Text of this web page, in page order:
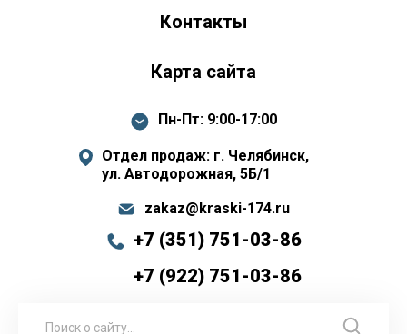
Контакты
Карта сайта
Пн-Пт: 9:00-17:00
Отдел продаж: г. Челябинск,
ул. Автодорожная, 5Б/1
zakaz@kraski-174.ru
+7 (351) 751-03-86
+7 (922) 751-03-86